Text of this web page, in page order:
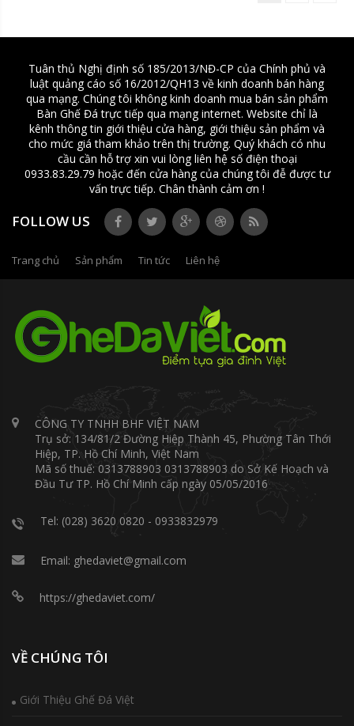
Tuân thủ Nghị định số 185/2013/NĐ-CP của Chính phủ và
luật quảng cáo số 16/2012/QH13 về kinh doanh bán hàng
qua mạng. Chúng tôi không kinh doanh mua bán sản phẩm
Bàn Ghế Đá trực tiếp qua mạng internet. Website chỉ là
kênh thông tin giới thiệu cửa hàng, giới thiệu sản phẩm và
cho mức giá tham khảo trên thị trường. Quý khách có nhu
cầu cần hỗ trợ xin vui lòng liên hệ số điện thoại
0933.83.29.79 hoặc đến cửa hàng của chúng tôi đễ được tư
vấn trực tiếp. Chân thành cảm ơn !
FOLLOW US
Trang chủ Sản phẩm Tin tức Liên hệ
CÔNG TY TNHH BHF VIỆT NAM
Trụ sở: 134/81/2 Đường Hiệp Thành 45, Phường Tân Thới
Hiệp, TP. Hồ Chí Minh, Việt Nam
Mã số thuế: 0313788903 0313788903 do Sở Kế Hoạch và
Đầu Tư TP. Hồ Chí Minh cấp ngày 05/05/2016
Tel: (028) 3620 0820 - 0933832979
Email: ghedaviet@gmail.com
https://ghedaviet.com/
VỀ CHÚNG TÔI
Giới Thiệu Ghế Đá Việt